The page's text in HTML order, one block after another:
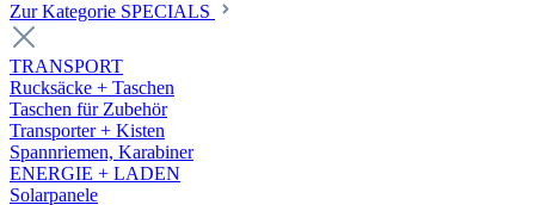
Zur Kategorie SPECIALS
TRANSPORT
Rucksäcke + Taschen
Taschen für Zubehör
Transporter + Kisten
Spannriemen, Karabiner
ENERGIE + LADEN
Solarpanele